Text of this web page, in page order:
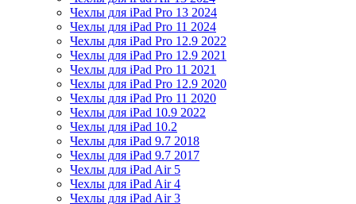
Чехлы для iPad Pro 13 2024
Чехлы для iPad Pro 11 2024
Чехлы для iPad Pro 12.9 2022
Чехлы для iPad Pro 12.9 2021
Чехлы для iPad Pro 11 2021
Чехлы для iPad Pro 12.9 2020
Чехлы для iPad Pro 11 2020
Чехлы для iPad 10.9 2022
Чехлы для iPad 10.2
Чехлы для iPad 9.7 2018
Чехлы для iPad 9.7 2017
Чехлы для iPad Air 5
Чехлы для iPad Air 4
Чехлы для iPad Air 3